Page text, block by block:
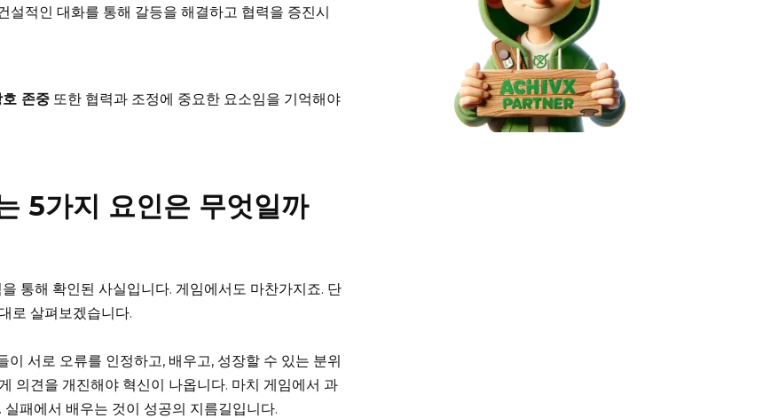
설적인 대화를 통해 갈등을 해결하고 협력을 증진시
존중 또한 협력과 조정에 중요한 요소임을 기억해야
5가지 요인은 무엇일까
통해 확인된 사실입니다. 게임에서도 마찬가지죠. 단
로 살펴보겠습니다.
이 서로 오류를 인정하고, 배우고, 성장할 수 있는 분위
의견을 개진해야 혁신이 나옵니다. 마치 게임에서 과
패에서 배우는 것이 성공의 지름길입니다.